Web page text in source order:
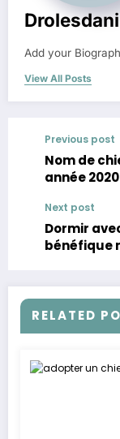
Add your
View All Posts
Previous post
Nom de
année 2020
Next post
Dormir
bénéfique
RELATED